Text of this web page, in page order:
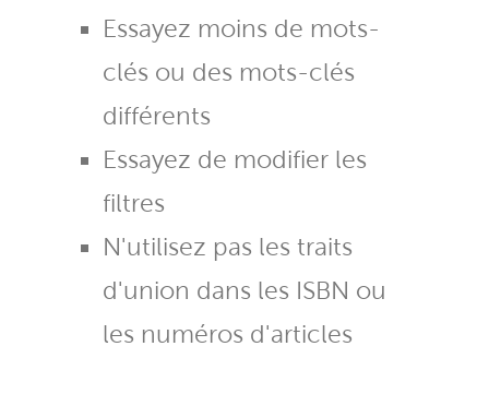
Essayez moins de mots-
clés ou des mots-clés
différents
Essayez de modifier les
filtres
N'utilisez pas les traits
d'union dans les ISBN ou
les numéros d'articles